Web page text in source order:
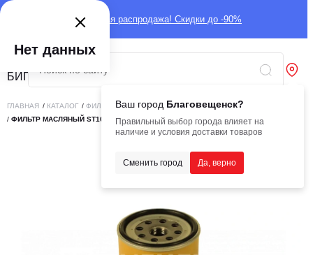
Глобальная распродажа! Скидки до -90%
Ваш город Благовещенск?
Правильный выбор города влияет на
наличие и условия доставки товаров
Сменить город Да, верно
ГЛАВНАЯ / КАТАЛОГ / ФИЛЬТРЫ /ФИЛЬТРЫ STAL /ФИЛЬТР МАСЛЯНЫЙ STAL
/ ФИЛЬТР МАСЛЯНЫЙ ST10739 / JX739 (LF3786, P502039)
Нет данных